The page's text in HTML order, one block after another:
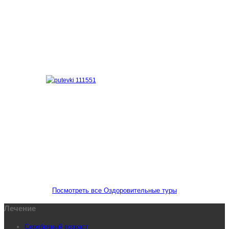
Посмотреть все Оздоровительные туры
Лечение
Серебряный возраст